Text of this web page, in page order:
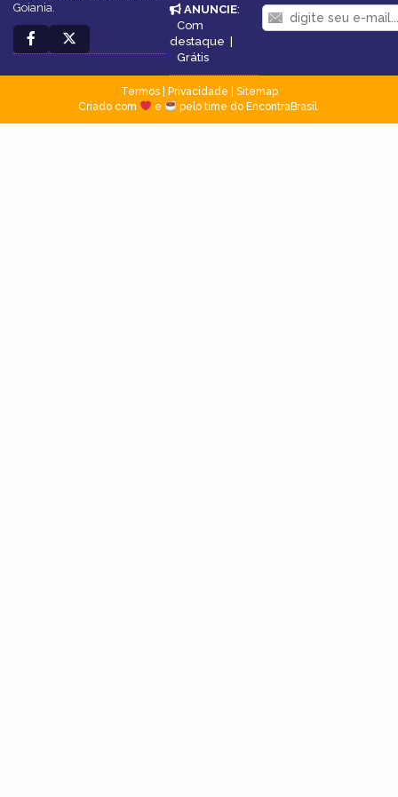
Goiania.
ANUNCIE:
Com
destaque
Grátis
Termos| Privacidade
Sitemap
Criado com
e pelo time do EncontraBrasil